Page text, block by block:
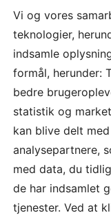
du er i tvivl,
Vi og vores
teknologier,
indsamle
formål, herunder:
bedre
statistik og
kan blive delt
analysepartnere,
med data, du
de har indsamlet
tjenester. Ved at